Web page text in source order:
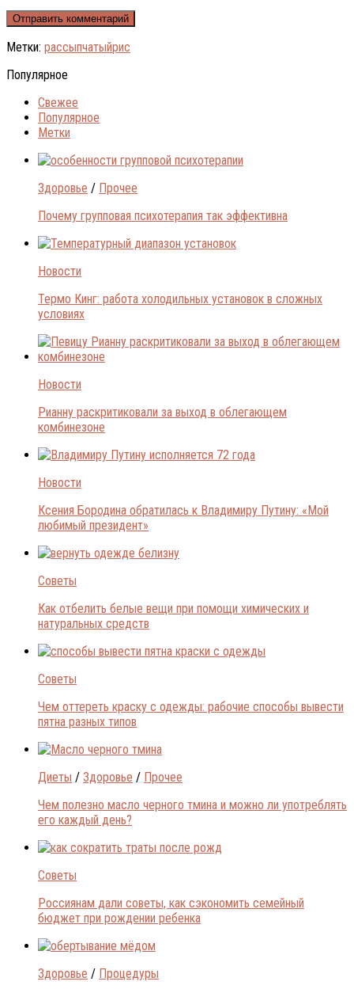
Метки: рассыпчатыйрис
Популярное
Свежее
Популярное
Метки
Здоровье / Прочее
Почему групповая психотерапия так эффективна
Новости
Термо Кинг: работа холодильных установок в сложных
условиях
Новости
Рианну раскритиковали за выход в облегающем
комбинезоне
Новости
Ксения Бородина обратилась к Владимиру Путину: «Мой
любимый президент»
Советы
Как отбелить белые вещи при помощи химических и
натуральных средств
Советы
Чем оттереть краску с одежды: рабочие способы вывести
пятна разных типов
Диеты / Здоровье / Прочее
Чем полезно масло черного тмина и можно ли употреблять
его каждый день?
Советы
Россиянам дали советы, как сэкономить семейный
бюджет при рождении ребенка
Здоровье / Процедуры